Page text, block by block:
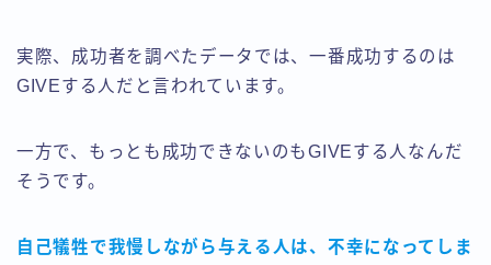
実際、成功者を調べたデータでは、一番成功するのは
GIVEする人だと言われています。
一方で、もっとも成功できないのもGIVEする人なんだ
そうです。
自己犠牲で我慢しながら与える人は、不幸になってしま